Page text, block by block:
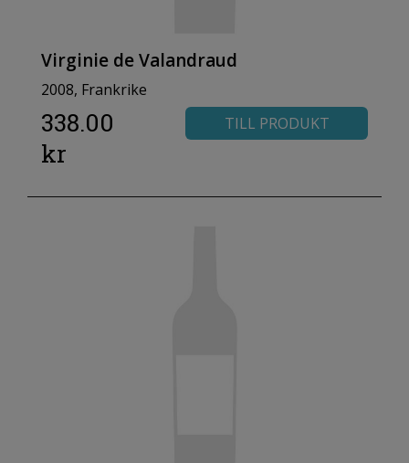
Virginie de Valandraud
2008, Frankrike
338.00
kr
TILL PRODUKT